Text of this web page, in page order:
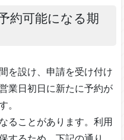
約可能になる期
を設け、申請を受け付け
業日初日に新たに予約が
。
ることがあります。利用